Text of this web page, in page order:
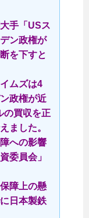
手「USス
ン政権が
を下すと
ムズは4
政権が近
の買収を正
ました。
への影響
委員会」
障上の懸
日本製鉄